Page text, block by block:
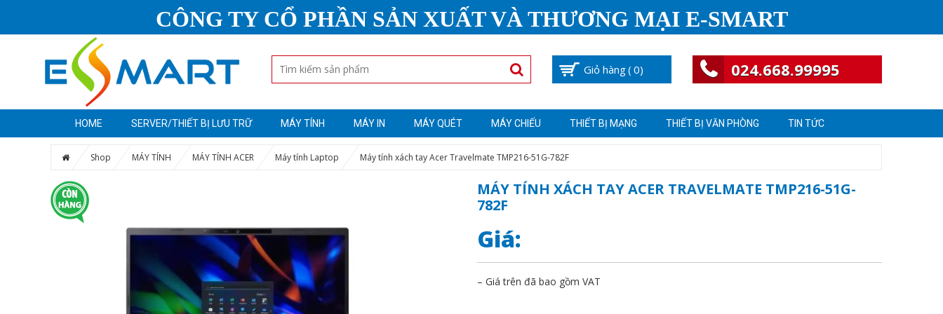
CÔNG TY CỔ PHẦN SẢN XUẤT VÀ THƯƠNG MẠI E-SMART
Giỏ hàng( 0) 024.668.99995
HOME SERVER/THIẾT BỊ LƯU TRỮ MÁY TÍNH MÁY IN MÁY QUÉT MÁY CHIẾU THIẾT BỊ MẠNG THIẾT BỊ VĂN PHÒNG TIN TỨC
Shop MÁY TÍNH MÁY TÍNH ACER Máy tính Laptop Máy tính xách tay Acer Travelmate TMP216-51G-782F
MÁY TÍNH XÁCH TAY ACER TRAVELMATE TMP216-51G-
782F
Giá:
– Giá trên đã bao gồm VAT